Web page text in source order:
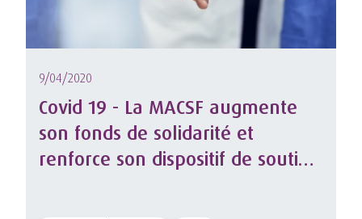
9/04/2020
Covid 19 - La MACSF augmente
son fonds de solidarité et
renforce son dispositif de soutien